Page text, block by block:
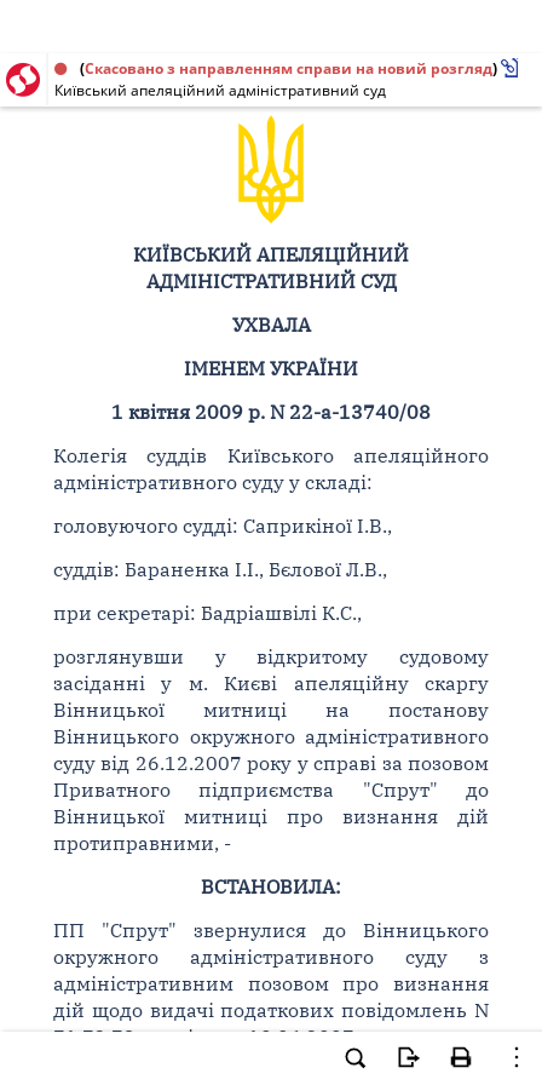
Ухвала від 01.04.2009 № 22-а-13740/08
(Скасовано з направленням справи на новий розгляд)
Київський апеляційний адміністративний суд
КИЇВСЬКИЙ АПЕЛЯЦІЙНИЙ
АДМІНІСТРАТИВНИЙ СУД
УХВАЛА
ІМЕНЕМ УКРАЇНИ
1 квітня 2009 р. N 22-а-13740/08
Колегія суддів Київського апеляційного
адміністративного суду у складі:
головуючого судді: Саприкіної І.В.,
суддів: Бараненка І.І., Бєлової Л.В.,
при секретарі: Бадріашвілі К.С.,
розглянувши у відкритому судовому
засіданні у м. Києві апеляційну скаргу
Вінницької митниці на постанову
Вінницького окружного адміністративного
суду від 26.12.2007 року у справі за позовом
Приватного підприємства "Спрут" до
Вінницької митниці про визнання дій
протиправними, -
ВСТАНОВИЛА:
ПП "Спрут" звернулися до Вінницького
окружного адміністративного суду з
адміністративним позовом про визнання
дій щодо видачі податкових повідомлень N
71,72,73 від 19.06.2007 року -
протиправними та скасування даних